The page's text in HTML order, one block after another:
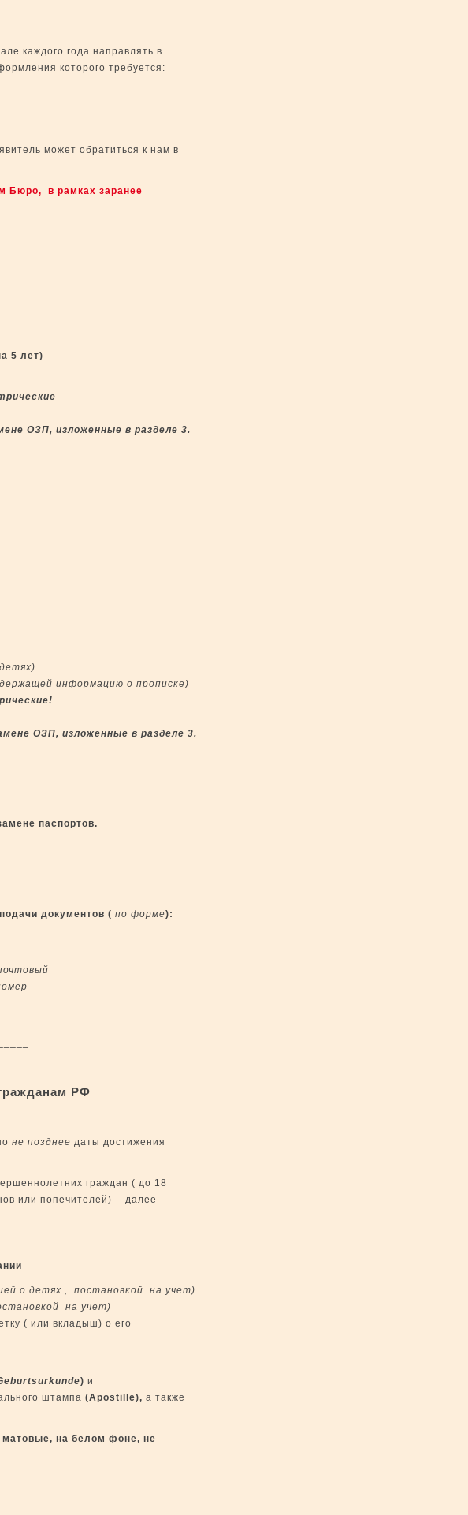
каждого года направлять в
которого требуется:
может обратиться к нам в
Бюро, в рамках заранее
5 лет)
ОЗП, изложенные в разделе 3.
информацию о прописке)
ОЗП, изложенные в разделе 3.
паспортов.
документов ( по форме):
РФ
не позднее даты достижения
граждан ( до 18
или попечителей) - далее
о детях , постановкой на учет)
на учет)
( или вкладыш) о его
urkunde) и
штампа (Apostille), а также
на белом фоне, не